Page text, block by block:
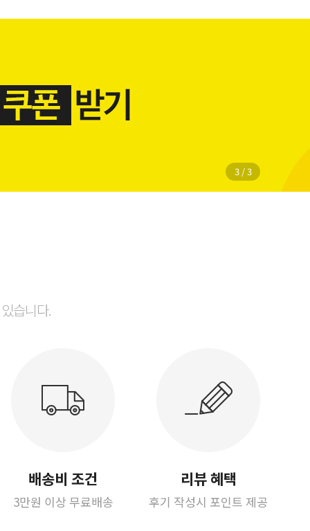
1/3
습니다.
배송비 조건
3만원 이상 무료배송
리뷰 혜택
후기 작성시 포인트 제공